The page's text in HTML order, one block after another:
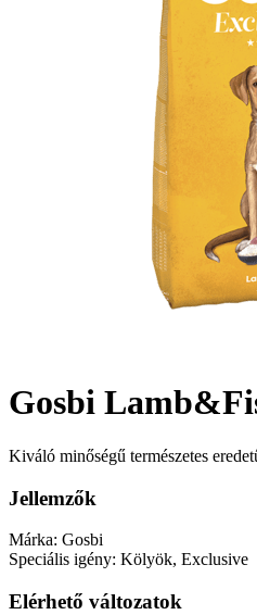
Gosbi
Kiváló minőségű természetes
Jellemzők
Márka: Gosbi
Speciális igény: Kölyök, Exclusive
Elérhető változatok